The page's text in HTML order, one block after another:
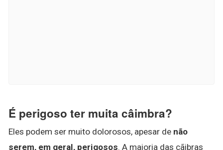
É perigoso ter muita câimbra?
Eles podem ser muito dolorosos, apesar de não
serem, em geral, perigosos. A maioria das cãibras